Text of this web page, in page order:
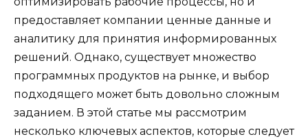
предоставляет компании ценные данные и
аналитику для принятия информированных
решений. Однако, существует множество
программных продуктов на рынке, и выбор
подходящего может быть довольно сложным
заданием. В этой статье мы рассмотрим
несколько ключевых аспектов, которые следует